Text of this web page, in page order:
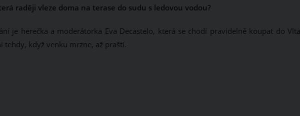
raději vleze doma na terase do sudu s ledovou vodou?
je herečka a moderátorka Eva Decastelo, která se chodí pravidelně koupat do
tehdy, když venku mrzne, až praští.